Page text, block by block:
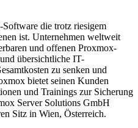
die trotz riesigem
ist. Unternehmen weltweit
und offenen Proxmox-
übersichtliche IT-
zu senken und
bietet seinen Kunden
und Trainings zur Sicherung
Server Solutions GmbH
Sitz in Wien, Österreich.